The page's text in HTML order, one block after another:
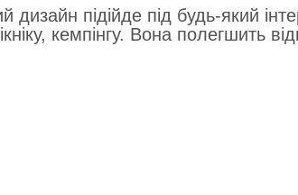
дизайн підійде під будь-який
кемпінгу. Вона полегшить